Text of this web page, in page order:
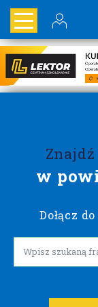
w
Dołącz do
Lorem ipsum